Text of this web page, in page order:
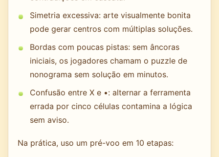
Simetria excessiva: arte visualmente bonita
pode gerar centros com múltiplas soluções.
Bordas com poucas pistas: sem âncoras
iniciais, os jogadores chamam o puzzle de
nonograma sem solução em minutos.
Confusão entre X e •: alternar a ferramenta
errada por cinco células contamina a lógica
sem aviso.
Na prática, uso um pré-voo em 10 etapas: